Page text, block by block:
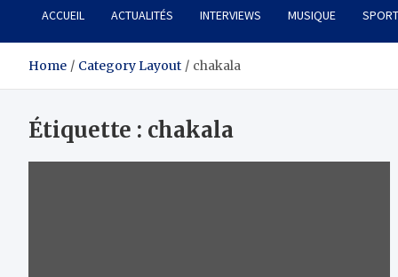
ACCUEIL ACTUALITÉS INTERVIEWS MUSIQUE SPORT
Home Category Layout chakala
Étiquette : chakala